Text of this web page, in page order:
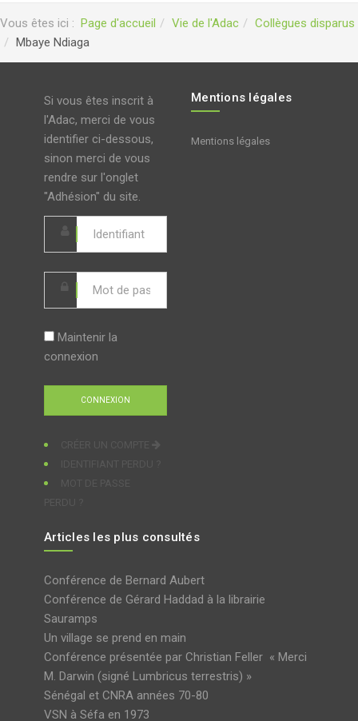
Vous êtes ici : Page d'accueil Vie de l'Adac
Collègues disparus
Mbaye Ndiaga
Si vous êtes inscrit à
l'Adac, merci de vous
identifier ci-dessous,
sinon merci de vous
rendre sur l'onglet
"Adhésion" du site.
Maintenir la
connexion
Mentions légales
Mentions légales
Articles les plus consultés
Conférence de Bernard Aubert
Conférence de Gérard Haddad à la librairie
Sauramps
Un village se prend en main
Conférence présentée par Christian Feller « Merci
M. Darwin (signé Lumbricus terrestris) »
Sénégal et CNRA années 70-80
VSN à Séfa en 1973